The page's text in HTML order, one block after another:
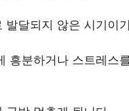
달되지 않은 시기이
흥분하거나 스트레스